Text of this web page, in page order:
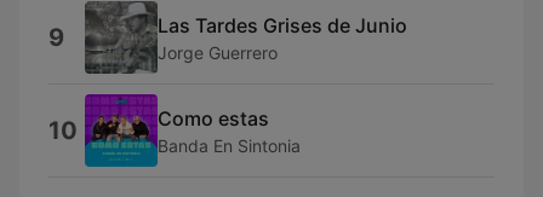
9 Las Tardes Grises de Junio
Jorge Guerrero
10 Como estas
Banda En Sintonia